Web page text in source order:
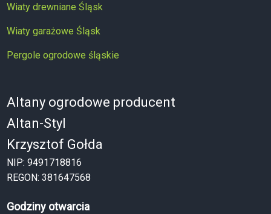
Wiaty drewniane Śląsk
Wiaty garażowe Śląsk
Pergole ogrodowe śląskie
Altany ogrodowe producent
Altan-Styl
Krzysztof Gołda
NIP: 9491718816
REGON: 381647568
Godziny otwarcia